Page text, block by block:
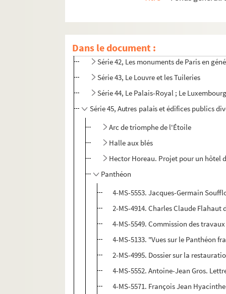
Dans le document :
Section A : séries 42 à 45, Monuments publics
Série 42, Les monuments de Paris en
Série 43, Le Louvre et les Tuileries
Série 44, Le Palais-Royal ; Le
Série 45, Autres palais et édifices publics
Arc de triomphe de l'Étoile
Halle aux blés
Hector Horeau. Projet pour un hôtel
Panthéon
4-MS-5553. Jacques-Germain
2-MS-4914. Charles Claude
4-MS-5549. Commission des
4-MS-5133. "Vues sur le Panthéon
2-MS-4995. Dossier sur la
4-MS-5552. Antoine-Jean Gros.
4-MS-5571. François Jean